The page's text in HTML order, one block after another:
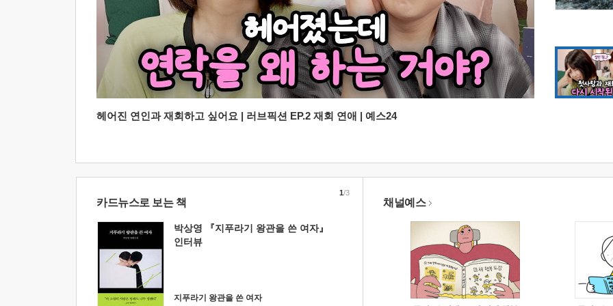
헤어진 연인과 재회하고 싶어요 | 러브픽션 EP.2 재회 연애 | 예스24
카드뉴스로 보는 책
박상영 『지푸라기 왕관을 쓴 여자』
인터뷰
지푸라기 왕관을 쓴 여자
1/3
채널예스